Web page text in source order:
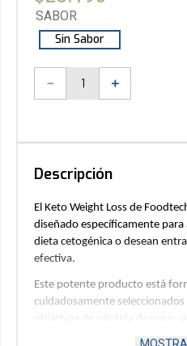
SABOR
Sin Sabor
＋
－
Descripción
El Keto Weight Loss de
diseñado específicamente
dieta cetogénica o desean
efectiva.
Este potente producto está
cuidadosamente
objetivos de pérdida de peso,
quema de grasa y mejorando